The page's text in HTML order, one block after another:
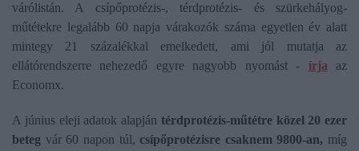
várólistán. A csípőprotézis-, térdprotézis- és szürkehályog-
műtétekre legalább 60 napja várakozók száma egyetlen év alatt
mintegy 21 százalékkal emelkedett, ami jól mutatja az
ellátórendszerre nehezedő egyre nagyobb nyomást - írja az
Economx.
A június eleji adatok alapján térdprotézis-műtétre közel 20 ezer
beteg vár 60 napon túl, csípőprotézisre csaknem 9800-an, míg